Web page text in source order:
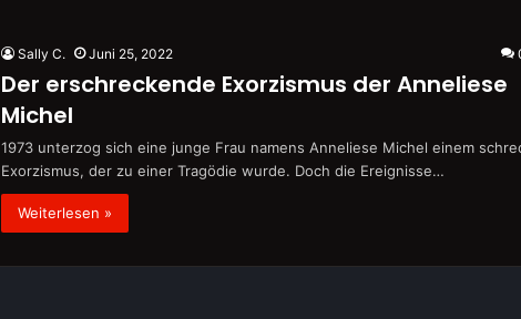
Sally C. Juni 25, 2022
Der erschreckende Exorzismus der Anneliese
Michel
1973 unterzog sich eine junge Frau namens Anneliese Michel einem
Exorzismus, der zu einer Tragödie wurde. Doch die Ereignisse…
Weiterlesen »